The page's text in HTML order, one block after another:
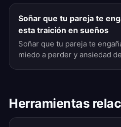
Soñar que tu pareja te
esta traición en sueños
Soñar que tu pareja te
miedo a perder y ansiedad
Herramientas